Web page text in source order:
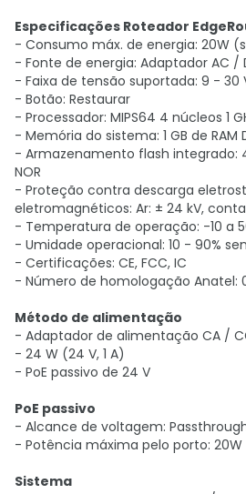
Especificações Roteador
- Consumo máx. de energia: 20W
- Fonte de energia: Adaptador AC /
- Faixa de tensão suportada: 9 - 30
- Botão: Restaurar
- Processador: MIPS64 4 núcleos 1
- Memória do sistema: 1 GB de RAM
- Armazenamento flash integrado: 4
NOR
- Proteção contra descarga
eletromagnéticos: Ar: ± 24 kV,
- Temperatura de operação: -10 a
- Umidade operacional: 10 - 90%
- Certificações: CE, FCC, IC
- Número de homologação Anatel:
Método de alimentação
- Adaptador de alimentação CA /
- 24 W (24 V, 1 A)
- PoE passivo de 24 V
PoE passivo
- Alcance de voltagem:
- Potência máxima pelo porto: 20W
Sistema